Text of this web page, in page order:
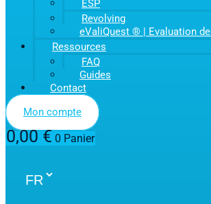
ESP
Revolving
eValiQuest ® | Evaluation
Ressources
FAQ
Guides
Contact
Mon compte
0,00€ 0 Panier